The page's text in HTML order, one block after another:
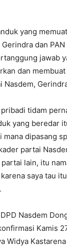
yang
dan
jawab
dan
tidam
yang beredar
mana dipasang
partai
lain, itu
saya tau
Nasdem
Kamis
Widya